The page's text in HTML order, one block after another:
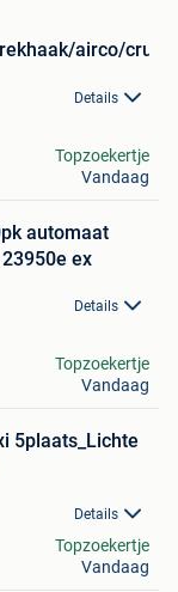
airco/
Details
Topzoekertje
Vandaag
automaat
ex
Details
Topzoekertje
Vandaag
5plaats_Lichte
Details
Topzoekertje
Vandaag